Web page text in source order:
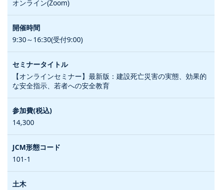
オンライン(Zoom)
9:30～16:30(受付9:00)
【オンラインセミナー】最新版：建設死亡災害の実態、効果的
な安全指示、若者への安全教育
14,300
101-1